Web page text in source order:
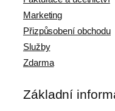
Marketing
Přizpůsobení obchodu
Služby
Zdarma
Základní